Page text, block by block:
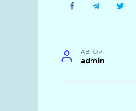
АВТОР
admin